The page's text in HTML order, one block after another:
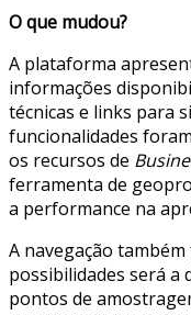
O que mudou?
A plataforma
informações
técnicas e links para
funcionalidades
os recursos de
ferramenta de
a performance na
A navegação
possibilidades será a
pontos de